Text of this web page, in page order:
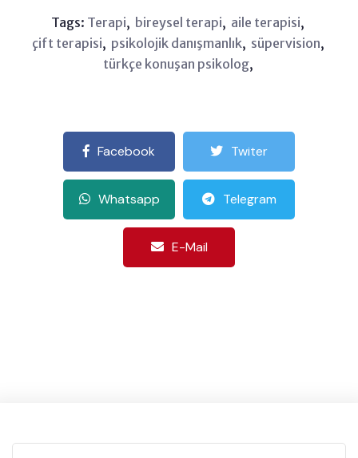
Tags: Terapi, bireysel terapi, aile terapisi,
çift terapisi, psikolojik danışmanlık, süpervision,
türkçe konuşan psikolog,
Facebook Twiter
Whatsapp Telegram
E-Mail